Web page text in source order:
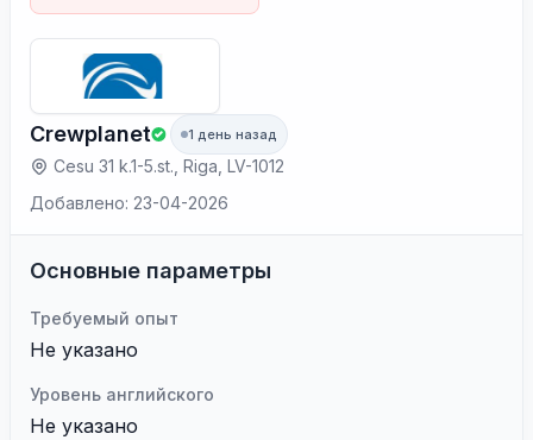
Crewplanet 1 день назад
Cesu 31 k.1-5.st., Riga, LV-1012
Добавлено: 23-04-2026
Основные параметры
Требуемый опыт
Не указано
Уровень английского
Не указано